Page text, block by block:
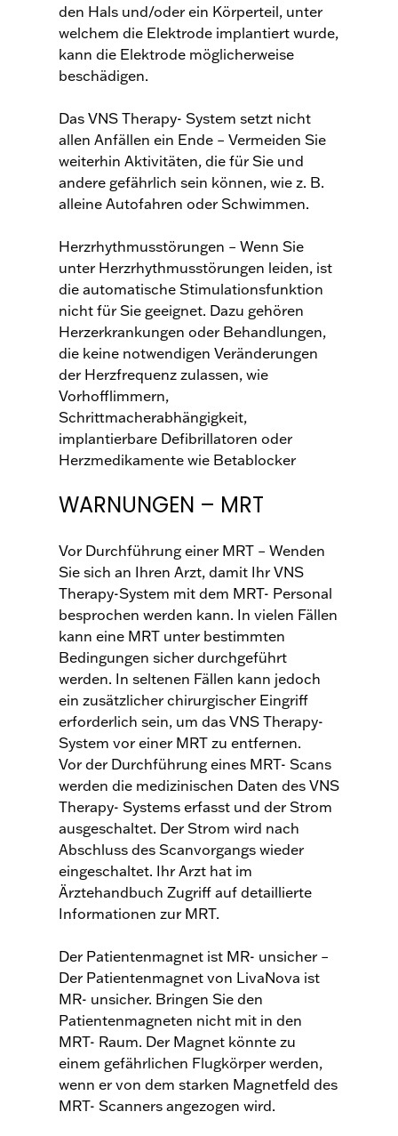
den Hals und/oder ein Körperteil, unter
welchem die Elektrode implantiert wurde,
kann die Elektrode möglicherweise
beschädigen.
Das VNS Therapy- System setzt nicht
allen Anfällen ein Ende – Vermeiden Sie
weiterhin Aktivitäten, die für Sie und
andere gefährlich sein können, wie z. B.
alleine Autofahren oder Schwimmen.
Herzrhythmusstörungen – Wenn Sie
unter Herzrhythmusstörungen leiden, ist
die automatische Stimulationsfunktion
nicht für Sie geeignet. Dazu gehören
Herzerkrankungen oder Behandlungen,
die keine notwendigen Veränderungen
der Herzfrequenz zulassen, wie
Vorhofflimmern,
Schrittmacherabhängigkeit,
implantierbare Defibrillatoren oder
Herzmedikamente wie Betablocker
WARNUNGEN – MRT
Vor Durchführung einer MRT – Wenden
Sie sich an Ihren Arzt, damit Ihr VNS
Therapy-System mit dem MRT- Personal
besprochen werden kann. In vielen Fällen
kann eine MRT unter bestimmten
Bedingungen sicher durchgeführt
werden. In seltenen Fällen kann jedoch
ein zusätzlicher chirurgischer Eingriff
erforderlich sein, um das VNS Therapy-
System vor einer MRT zu entfernen.
Vor der Durchführung eines MRT- Scans
werden die medizinischen Daten des VNS
Therapy- Systems erfasst und der Strom
ausgeschaltet. Der Strom wird nach
Abschluss des Scanvorgangs wieder
eingeschaltet. Ihr Arzt hat im
Ärztehandbuch Zugriff auf detaillierte
Informationen zur MRT.
Der Patientenmagnet ist MR- unsicher –
Der Patientenmagnet von LivaNova ist
MR- unsicher. Bringen Sie den
Patientenmagneten nicht mit in den
MRT- Raum. Der Magnet könnte zu
einem gefährlichen Flugkörper werden,
wenn er von dem starken Magnetfeld des
MRT- Scanners angezogen wird.